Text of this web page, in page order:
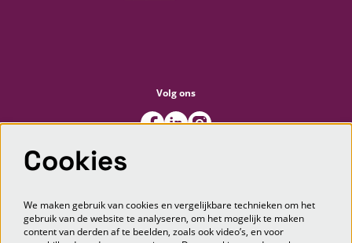
Volg ons
Meld je aan voor de nieuwsbrief
AANMELDEN
Cookies
We maken gebruik van cookies en vergelijkbare technieken om het
gebruik van de website te analyseren, om het mogelijk te maken
content van derden af te beelden, zoals ook video’s, en voor